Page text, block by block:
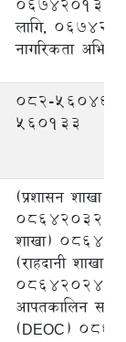
067420134
लागि,
नागरिकता
082-
560133
(प्रशासन शाखा)
086420327,
शाखा)
(राहदानी शाखा)
086420243,
आपतकालिन
(DEOC)